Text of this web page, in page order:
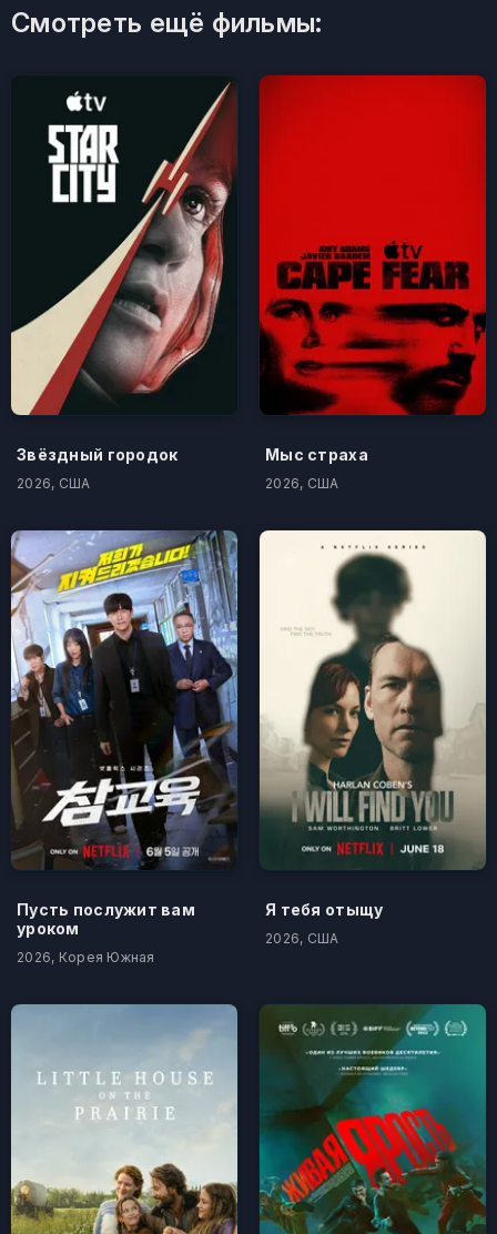
Смотреть ещё фильмы:
Звёздный городок
2026, США
Мыс страха
2026, США
Пусть послужит вам
уроком
2026, Корея Южная
Я тебя отыщу
2026, США